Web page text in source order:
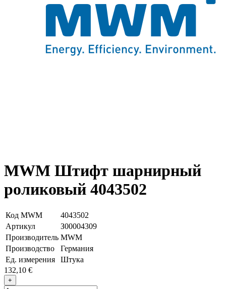
MWM Штифт шарнирный
роликовый 4043502
Код MWM
4043502
Артикул
З00004309
Производитель MWM
Производство
Германия
Ед. измерения
Штука
132,10 €
+